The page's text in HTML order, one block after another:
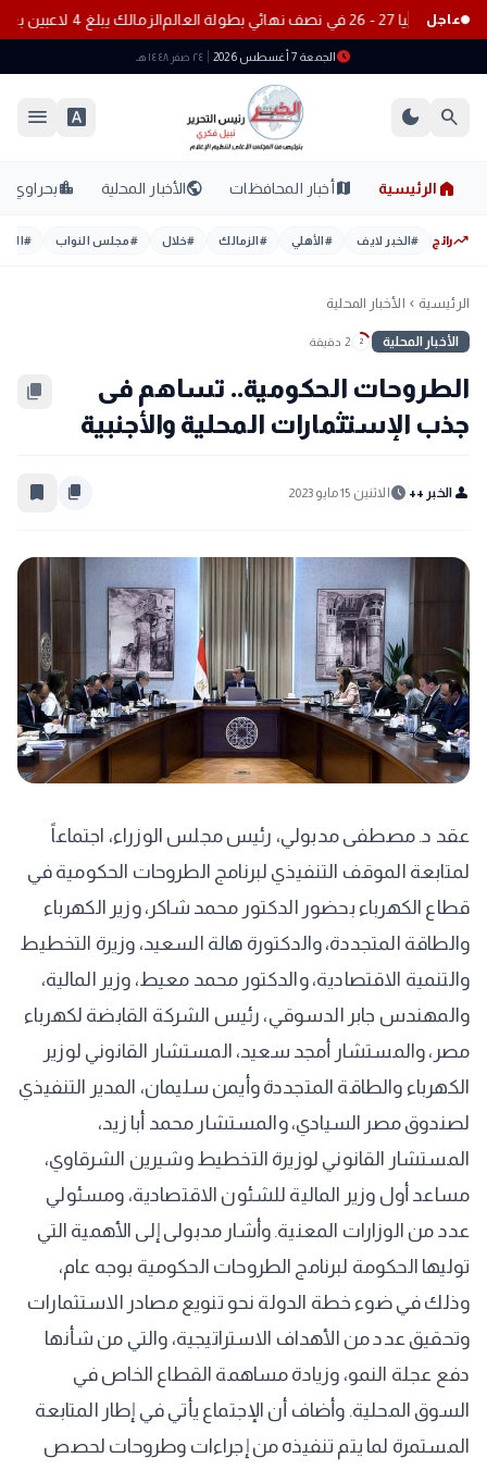
عاجل
في نصف نهائي بطولة العالم الزمالك يبلغ 4 لاعبين بعدم التواجد مع الفريق الأول بالموسم الجديد
scheduleالجمعة 7 أغسطس 2026 ٢٤ صفر ١٤٤٨ هـ
search
dark_mode
font_download
menu
home الرئيسية mapأخبار المحافظات publicالأخبار المحلية location_cityبحراوي
trending_upرائج #الخبر لايف #الأهلي #الزمالك #خلال #مجلس النواب #
الرئيسية chevron_left الأخبار المحلية
الأخبار المحلية 2 2 دقيقة
الطروحات الحكومية.. تساهم فى
جذب الإستثمارات المحلية والأجنبية
content_copy
person الخبر ++ schedule الاثنين 15 مايو 2023 content_copy
bookmark_border
عقد د. مصطفى مدبولي، رئيس مجلس الوزراء، اجتماعاً
لمتابعة الموقف التنفيذي لبرنامج الطروحات الحكومية في
قطاع الكهرباء بحضور الدكتور محمد شاكر، وزير الكهرباء
والطاقة المتجددة، والدكتورة هالة السعيد، وزيرة التخطيط
والتنمية الاقتصادية، والدكتور محمد معيط، وزير المالية،
والمهندس جابر الدسوقي، رئيس الشركة القابضة لكهرباء
مصر، والمستشار أمجد سعيد، المستشار القانوني لوزير
الكهرباء والطاقة المتجددة وأيمن سليمان، المدير التنفيذي
لصندوق مصر السيادي، والمستشار محمد أبا زيد،
المستشار القانوني لوزيرة التخطيط وشيرين الشرقاوي،
مساعد أول وزير المالية للشئون الاقتصادية، ومسئولي
عدد من الوزارات المعنية. وأشار مدبولى إلى الأهمية التي
توليها الحكومة لبرنامج الطروحات الحكومية بوجه عام،
وذلك في ضوء خطة الدولة نحو تنويع مصادر الاستثمارات
وتحقيق عدد من الأهداف الاستراتيجية، والتي من شأنها
دفع عجلة النمو، وزيادة مساهمة القطاع الخاص في
السوق المحلية. وأضاف أن الإجتماع يأتي في إطار المتابعة
المستمرة لما يتم تنفيذه من إجراءات وطروحات لحصص